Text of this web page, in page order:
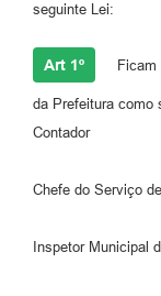
seguinte Lei:
Art 1º
da Prefeitura como
Cr$
Chefe
Cr$
Inspetor
Cr$